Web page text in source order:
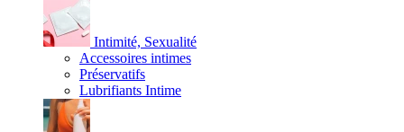
Intimité, Sexualité
Accessoires intimes
Préservatifs
Lubrifiants Intime